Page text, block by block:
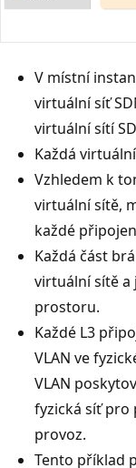
V místní
virtuální síť
virtuální sítí
Každá
Vzhledem k
virtuální sítě,
každé
Každá část
virtuální sítě a
prostoru.
Každé L3
VLAN ve
VLAN
fyzická síť pro
provoz.
Tento příklad